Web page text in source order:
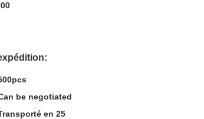
be negotiated
en 25